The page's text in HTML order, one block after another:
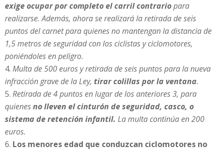
exige ocupar por completo el carril contrariopara
realizarse. Además, ahora se realizará la retirada de seis
puntos del carnet para quienes no mantengan la distancia de
1,5 metros de seguridad con los ciclistas y ciclomotores,
poniéndoles en peligro.
Multa de 500 euros y retirada de seis puntos para la nueva
infracción grave de la Ley, tirar colillas por la ventana.
Retirada de 4 puntos en lugar de los anteriores 3, para
quienesno lleven el cinturón de seguridad, casco, o
sistema de retención infantil. La multa continúa en 200
euros.
Los menores edad que conduzcan ciclomotores no